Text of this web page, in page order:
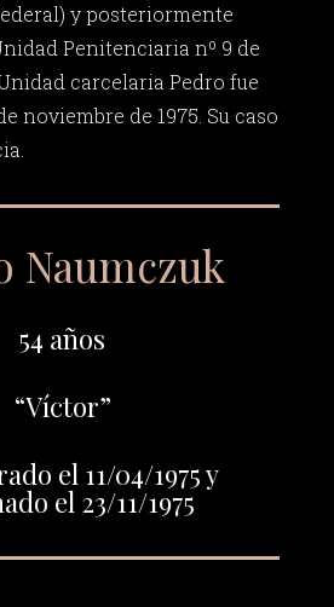
y posteriormente
Penitenciaria nº 9 de
carcelaria Pedro fue
noviembre de 1975. Su caso
Naumczuk
54 años
“Víctor”
el 11/04/1975 y
el 23/11/1975